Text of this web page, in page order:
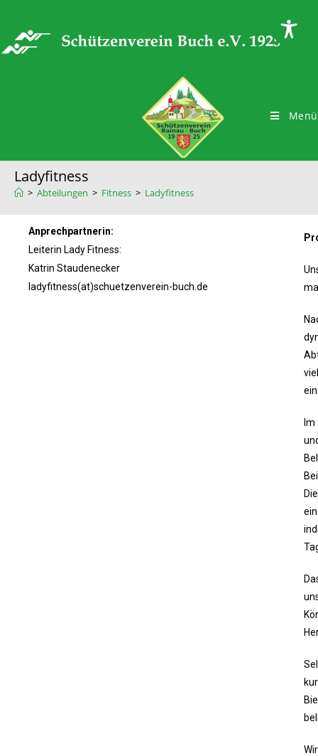
Menü
Ladyfitness
> Abteilungen > Fitness > Ladyfitness
Anprechpartnerin:
Leiterin Lady Fitness:
Katrin Staudenecker
ladyfitness(at)schuetzenverein-buch.de